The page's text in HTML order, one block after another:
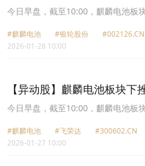
跌3.26%
今日早盘，截至10:00，麒麟电池板
达(301268.CN)跌2.82%报20.01元，
34.52元，瑞泰新材(301238.CN)跌
#麒麟电池 #银轮股份
#002126.CN
2026-01-28 10:00
【异动股】麒麟电池板块下
6.21%
今日早盘，截至10:00，麒麟电池板
达(301268.CN)跌5.66%报19.68元，
报15.87元，富临精工(300432.CN)
#麒麟电池 #飞荣达
#300602.CN
2026-01-27 10:00